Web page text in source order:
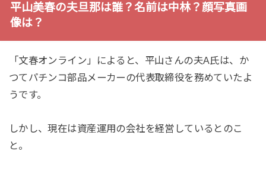
平山美春の夫旦那は誰？名前は中林？顔写真画
像は？
「文春オンライン」によると、平山さんの夫A氏は、か
つてパチンコ部品メーカーの代表取締役を務めていたよ
うです。
しかし、現在は資産運用の会社を経営しているとのこ
と。